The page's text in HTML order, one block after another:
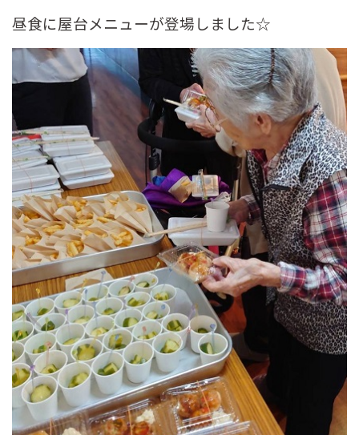
昼食に屋台メニューが登場しました☆